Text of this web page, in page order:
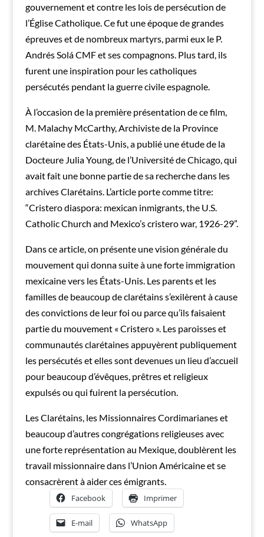
gouvernement et contre les lois de persécution de
l’Église Catholique. Ce fut une époque de grandes
épreuves et de nombreux martyrs, parmi eux le P.
Andrés Solá CMF et ses compagnons. Plus tard, ils
furent une inspiration pour les catholiques
persécutés pendant la guerre civile espagnole.
À l’occasion de la première présentation de ce film,
M. Malachy McCarthy, Archiviste de la Province
clarétaine des États-Unis, a publié une étude de la
Docteure Julia Young, de l’Université de Chicago, qui
avait fait une bonne partie de sa recherche dans les
archives Clarétains. L’article porte comme titre:
“Cristero diaspora: mexican inmigrants, the U.S.
Catholic Church and Mexico’s cristero war, 1926-29”.
Dans ce article, on présente une vision générale du
mouvement qui donna suite à une forte immigration
mexicaine vers les États-Unis. Les parents et les
familles de beaucoup de clarétains s’exilèrent à cause
des convictions de leur foi ou parce qu’ils faisaient
partie du mouvement « Cristero ». Les paroisses et
communautés clarétaines appuyèrent publiquement
les persécutés et elles sont devenues un lieu d’accueil
pour beaucoup d’évêques, prêtres et religieux
expulsés ou qui fuirent la persécution.
Les Clarétains, les Missionnaires Cordimarianes et
beaucoup d’autres congrégations religieuses avec
une forte représentation au Mexique, doublèrent les
travail missionnaire dans l’Union Américaine et se
consacrèrent à aider ces émigrants.
Facebook Imprimer
E-mail WhatsApp